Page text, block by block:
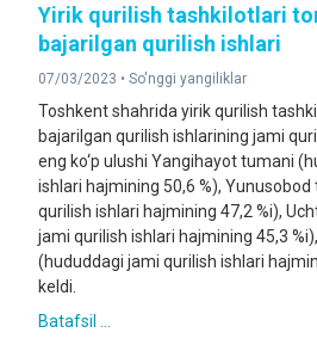
Yirik qurilish tashkilotlari
bajarilgan qurilish ishlari
07/03/2023 • So'nggi yangiliklar
Toshkent shahrida yirik qurilish
bajarilgan qurilish ishlarining jami
eng ko‘p ulushi Yangihayot tumani
ishlari hajmining 50,6 %),
qurilish ishlari hajmining 47,2 %i),
jami qurilish ishlari hajmining 45,3
(hududdagi jami qurilish ishlari
keldi.
Batafsil ...